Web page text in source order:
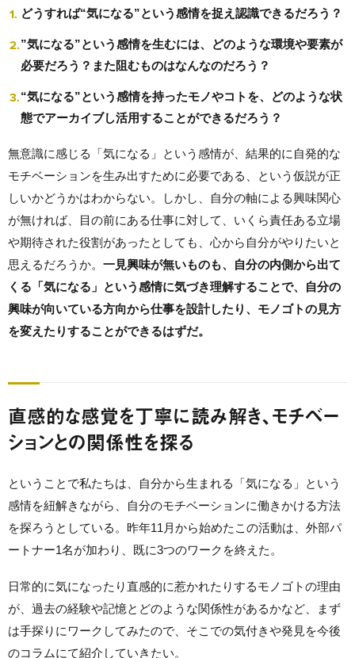
どうすれば“気になる”という感情を捉え認識できるだろう？
”気になる”という感情を生むには、どのような環境や要素が
必要だろう？また阻むものはなんなのだろう？
“気になる”という感情を持ったモノやコトを、どのような状
態でアーカイブし活用することができるだろう？
無意識に感じる「気になる」という感情が、結果的に自発的な
モチベーションを生み出すために必要である、という仮説が正
しいかどうかはわからない。しかし、自分の軸による興味関心
が無ければ、目の前にある仕事に対して、いくら責任ある立場
や期待された役割があったとしても、心から自分がやりたいと
思えるだろうか。 一見興味が無いものも、自分の内側から出て
くる「気になる」という感情に気づき理解することで、自分の
興味が向いている方向から仕事を設計したり、モノゴトの見方
を変えたりすることができるはずだ。
直感的な感覚を丁寧に読み解き、モチベー
ションとの関係性を探る
ということで私たちは、自分から生まれる「気になる」という
感情を紐解きながら、自分のモチベーションに働きかける方法
を探ろうとしている。昨年11月から始めたこの活動は、外部パ
ートナー1名が加わり、既に3つのワークを終えた。
日常的に気になったり直感的に惹かれたりするモノゴトの理由
が、過去の経験や記憶とどのような関係性があるかなど、まず
は手探りにワークしてみたので、そこでの気付きや発見を今後
のコラムにて紹介していきたい。